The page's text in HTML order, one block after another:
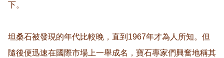
下。
坦桑石被發現的年代比較晚，直到1967年才為人所知。但
隨後便迅速在國際市場上一舉成名，寶石專家們興奮地稱其